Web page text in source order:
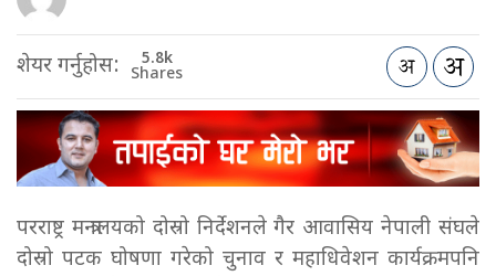
शेयर गर्नुहोस: 5.8k
Shares
परराष्ट्र मन्त्रालयको दोस्रो निर्देशनले गैर आवासिय नेपाली संघले
दोस्रो पटक घोषणा गरेको चुनाव र महाधिवेशन कार्यक्रमपनि